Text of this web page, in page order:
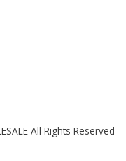
All Rights Reserved